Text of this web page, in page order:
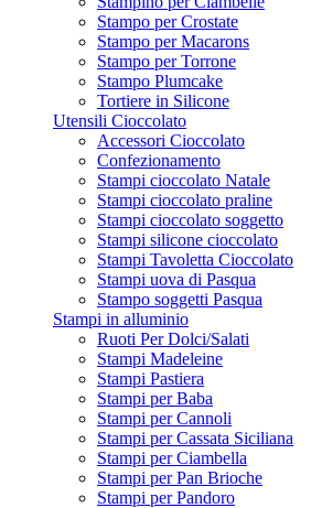
Stampo per Crostate
Stampo per Macarons
Stampo per Torrone
Stampo Plumcake
Tortiere in Silicone
Utensili Cioccolato
Accessori Cioccolato
Confezionamento
Stampi cioccolato Natale
Stampi cioccolato praline
Stampi cioccolato soggetto
Stampi silicone cioccolato
Stampi Tavoletta Cioccolato
Stampi uova di Pasqua
Stampo soggetti Pasqua
Stampi in alluminio
Ruoti Per Dolci/Salati
Stampi Madeleine
Stampi Pastiera
Stampi per Baba
Stampi per Cannoli
Stampi per Cassata Siciliana
Stampi per Ciambella
Stampi per Pan Brioche
Stampi per Pandoro